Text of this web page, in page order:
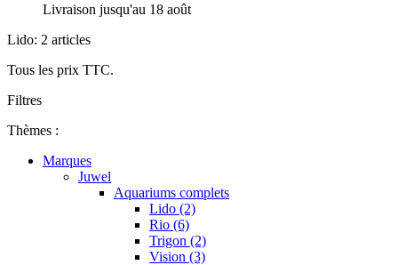
Livraison jusqu'au 18 août
Lido: 2 articles
Tous les prix TTC.
Filtres
Thèmes :
Marques
Juwel
Aquariums complets
Lido (2)
Rio (6)
Trigon (2)
Vision (3)